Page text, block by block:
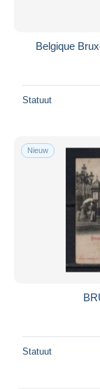
Belgique
Statuut
Nieuw
Statuut